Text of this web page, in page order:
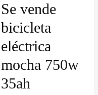
Se vende
bicicleta
eléctrica
mocha 750w
35ah